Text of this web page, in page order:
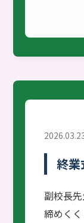
終業
副校長
締めく